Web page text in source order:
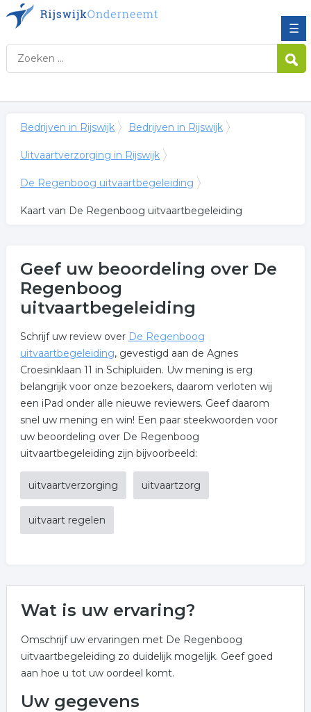
☰
Bedrijven in Rijswijk Bedrijven in Rijswijk
Uitvaartverzorging in Rijswijk
De Regenboog uitvaartbegeleiding
Kaart van De Regenboog uitvaartbegeleiding
Geef uw beoordeling over De
Regenboog
uitvaartbegeleiding
Schrijf uw review over De Regenboog
uitvaartbegeleiding, gevestigd aan de Agnes
Croesinklaan 11 in Schipluiden. Uw mening is erg
belangrijk voor onze bezoekers, daarom verloten wij
een iPad onder alle nieuwe reviewers. Geef daarom
snel uw mening en win! Een paar steekwoorden voor
uw beoordeling over De Regenboog
uitvaartbegeleiding zijn bijvoorbeeld:
uitvaartverzorging uitvaartzorg
uitvaart regelen
Wat is uw ervaring?
Omschrijf uw ervaringen met De Regenboog
uitvaartbegeleiding zo duidelijk mogelijk. Geef goed
aan hoe u tot uw oordeel komt.
Uw gegevens